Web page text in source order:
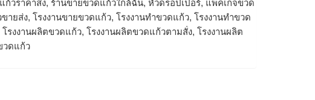
ราคาส่ง, ร้านขายขวดแก้วใกล้ฉัน, หัวดรอปเปอร์, แพ็คเกจขวด
ยส่ง, โรงงานขายขวดแก้ว, โรงงานทำขวดแก้ว, โรงงานทําขวด
รงงานผลิตขวดแก้ว, โรงงานผลิตขวดแก้วตามสั่ง, โรงงานผลิต
วดแก้ว